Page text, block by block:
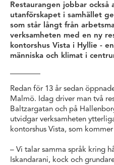
Restaurangen jobbar också
utanförskapet i samhället
som står långt från
verksamheten med en ny
kontorshus Vista i Hyllie -
människa och klimat i
Redan för 13 år sedan
Malmö. Idag driver man två
Baltzargatan och på
utvidgar verksamheten
kontorshus Vista, som
– Vi talar samma språk kring
Iskandarani, kock och